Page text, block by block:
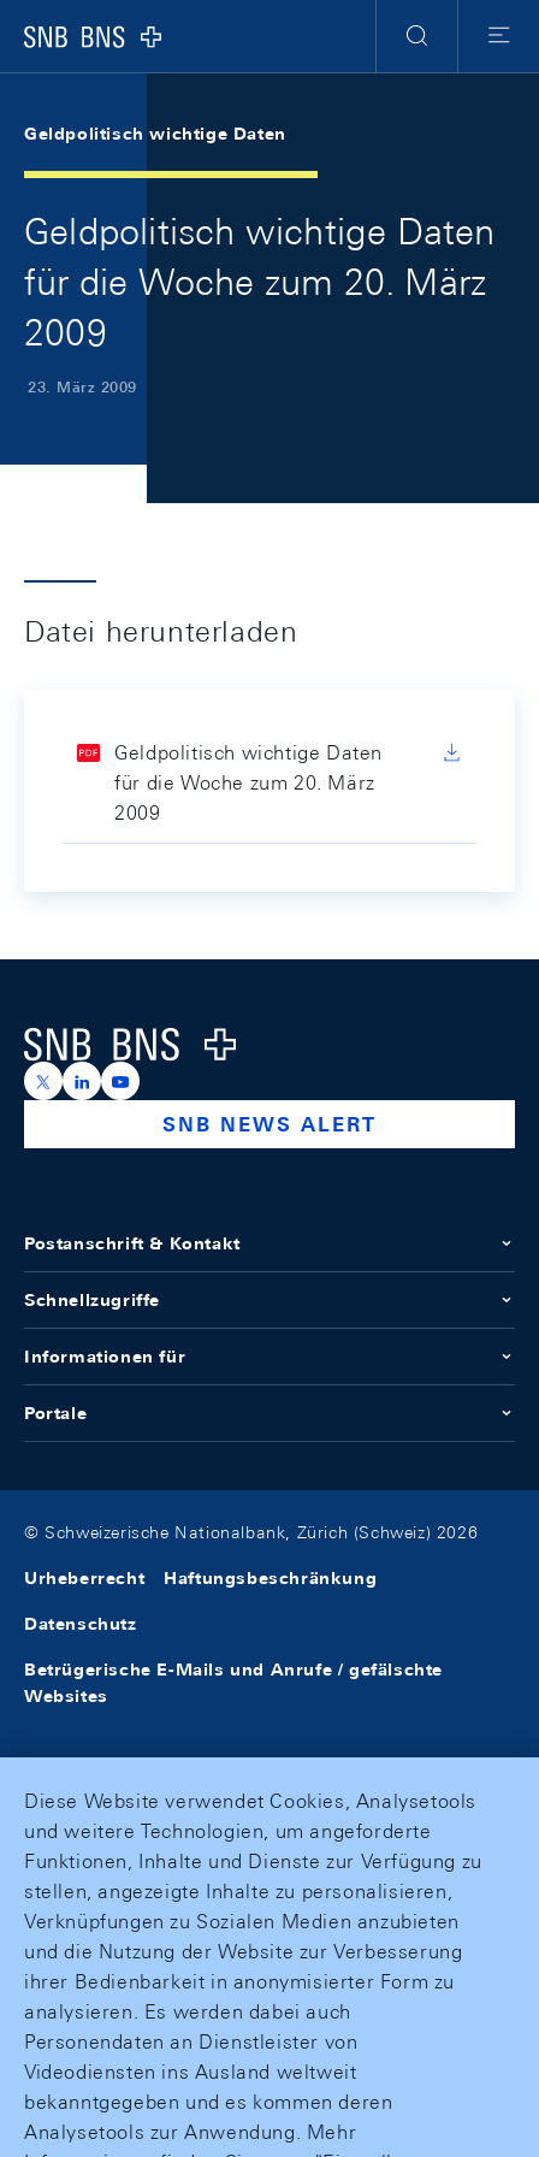
Logo
Suche
Menu
Geldpolitisch wichtige Daten
Geldpolitisch wichtige Daten
für die Woche zum 20. März
2009
23. März 2009
Datei herunterladen
Geldpolitisch wichtige Daten
für die Woche zum 20. März
2009
Logo
https://x.com/snb_bns
https://ch.linkedin.com/company/swiss-national-
https://www.youtube.com/@swissnationalbank
SNB NEWS ALERT
Postanschrift & Kontakt
Schnellzugriffe
Informationen für
Portale
© Schweizerische Nationalbank, Zürich (Schweiz) 2026
Urheberrecht Haftungsbeschränkung
Datenschutz
Betrügerische E-Mails und Anrufe / gefälschte
Websites
Diese Website verwendet Cookies, Analysetools
und weitere Technologien, um angeforderte
Funktionen, Inhalte und Dienste zur Verfügung zu
stellen, angezeigte Inhalte zu personalisieren,
Verknüpfungen zu Sozialen Medien anzubieten
und die Nutzung der Website zur Verbesserung
ihrer Bedienbarkeit in anonymisierter Form zu
analysieren. Es werden dabei auch
Personendaten an Dienstleister von
Videodiensten ins Ausland weltweit
bekanntgegeben und es kommen deren
Analysetools zur Anwendung. Mehr